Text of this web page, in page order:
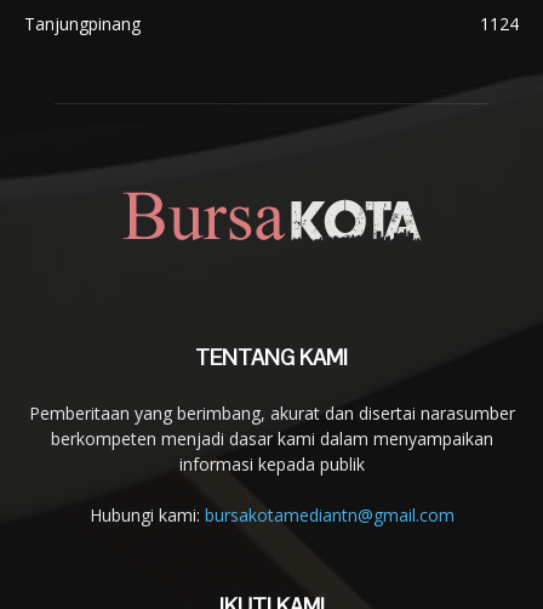
Tanjungpinang
1124
TENTANG KAMI
Pemberitaan yang berimbang, akurat dan disertai narasumber
berkompeten menjadi dasar kami dalam menyampaikan
informasi kepada publik
Hubungi kami: bursakotamediantn@gmail.com